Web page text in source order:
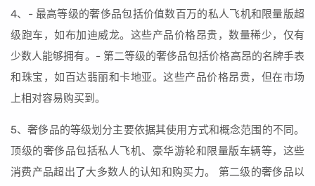
4、- 最高等级的奢侈品包括价值数百万的私人飞机和限量版超
级跑车，如布加迪威龙。这些产品价格昂贵，数量稀少，仅有
少数人能够拥有。- 第二等级的奢侈品包括价格高昂的名牌手表
和珠宝，如百达翡丽和卡地亚。这些产品价格昂贵，但在市场
上相对容易购买到。
5、奢侈品的等级划分主要依据其使用方式和概念范围的不同。
顶级的奢侈品包括私人飞机、豪华游轮和限量版车辆等，这些
消费产品超出了大多数人的认知和购买力。 第二级的奢侈品以